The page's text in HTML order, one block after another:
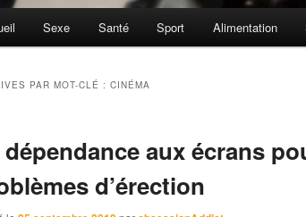
Sexe Santé Sport Alimentation
PAR MOT-CLÉ : CINÉMA
dépendance aux écrans
d’érection